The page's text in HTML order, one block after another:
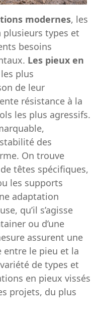
modernes, les
plusieurs types et
besoins
Les pieux en
plus
de leur
résistance à la
les plus agressifs.
des
On trouve
têtes spécifiques,
les supports
adaptation
qu’il s’agisse
ou d’une
assurent une
entre le pieu et la
de types et
en pieux vissés
projets, du plus